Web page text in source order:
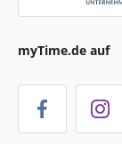
myTime.de auf